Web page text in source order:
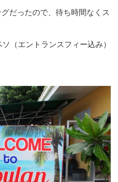
だったので、待ち時間なくス
（エントランスフィー込み）